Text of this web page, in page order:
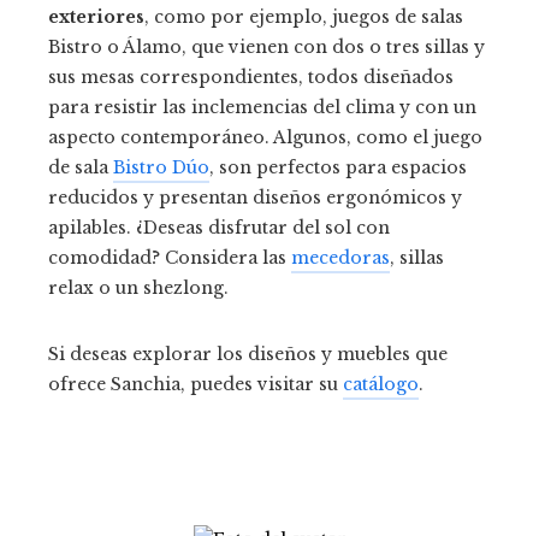
exteriores, como por ejemplo, juegos de salas
Bistro o Álamo, que vienen con dos o tres sillas y
sus mesas correspondientes, todos diseñados
para resistir las inclemencias del clima y con un
aspecto contemporáneo. Algunos, como el juego
de salaBistro Dúo, son perfectos para espacios
reducidos y presentan diseños ergonómicos y
apilables. ¿Deseas disfrutar del sol con
comodidad? Considera las mecedoras, sillas
relax o un shezlong.
Si deseas explorar los diseños y muebles que
ofrece Sanchia, puedes visitar su catálogo.